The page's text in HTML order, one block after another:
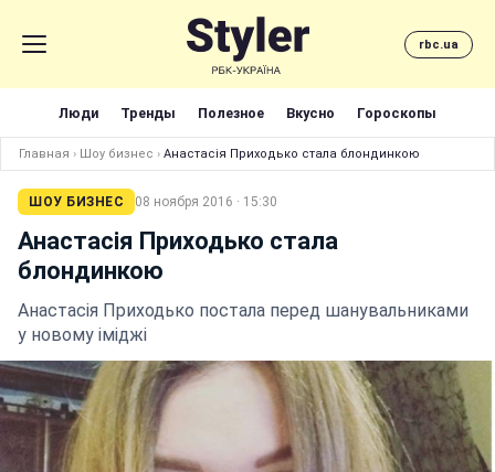
rbc.ua
Люди Тренды Полезное Вкусно Гороскопы
Главная › Шоу бизнес › Анастасія Приходько стала блондинкою
ШОУ БИЗНЕС 08 ноября 2016 · 15:30
Анастасія Приходько стала
блондинкою
Анастасія Приходько постала перед шанувальниками
у новому іміджі